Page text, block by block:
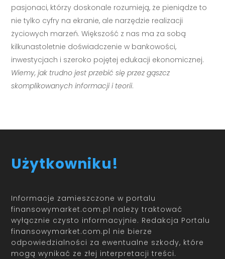
pasjonaci, którzy doskonale rozumieją, że pieniądze to
nie tylko cyfry na ekranie, ale narzędzie realizacji
życiowych marzeń. Większość z nas ma za sobą
kilkunastoletnie doświadczenie w bankowości,
inwestycjach i szeroko pojętej edukacji ekonomicznej.
Wiemy, jak trudno jest przebić się przez gąszcz
skomplikowanych informacji i teorii.
Użytkowniku!
Informacje zamieszczone w portalu
finansowymarket.com.pl należy traktować
wyłącznie czysto informacyjnie. Redakcja Portalu
finansowymarket.com.pl nie bierze
odpowiedzialności za ewentualne szkody, które
mogą wynikać ze złej interpretacji treści.